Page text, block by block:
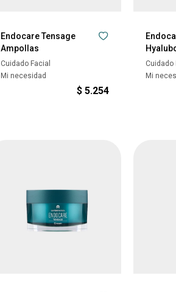
Endocare Tensage
Ampollas
Cuidado Facial
Mi necesidad
$ 5.254
Cuidado
Mi